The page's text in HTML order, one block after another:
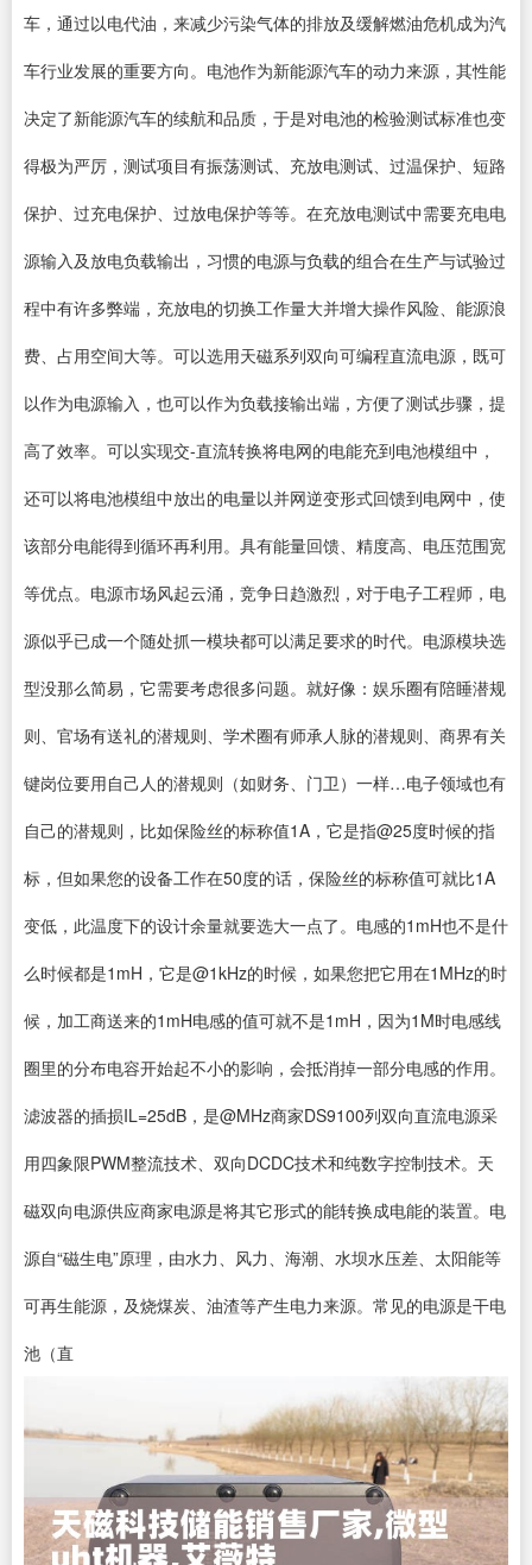
车，通过以电代油，来减少污染气体的排放及缓解燃油危机成为汽
车行业发展的重要方向。电池作为新能源汽车的动力来源，其性能
决定了新能源汽车的续航和品质，于是对电池的检验测试标准也变
得极为严厉，测试项目有振荡测试、充放电测试、过温保护、短路
保护、过充电保护、过放电保护等等。在充放电测试中需要充电电
源输入及放电负载输出，习惯的电源与负载的组合在生产与试验过
程中有许多弊端，充放电的切换工作量大并增大操作风险、能源浪
费、占用空间大等。可以选用天磁系列双向可编程直流电源，既可
以作为电源输入，也可以作为负载接输出端，方便了测试步骤，提
高了效率。可以实现交-直流转换将电网的电能充到电池模组中，
还可以将电池模组中放出的电量以并网逆变形式回馈到电网中，使
该部分电能得到循环再利用。具有能量回馈、精度高、电压范围宽
等优点。电源市场风起云涌，竞争日趋激烈，对于电子工程师，电
源似乎已成一个随处抓一模块都可以满足要求的时代。电源模块选
型没那么简易，它需要考虑很多问题。就好像：娱乐圈有陪睡潜规
则、官场有送礼的潜规则、学术圈有师承人脉的潜规则、商界有关
键岗位要用自己人的潜规则（如财务、门卫）一样…电子领域也有
自己的潜规则，比如保险丝的标称值1A，它是指@25度时候的指
标，但如果您的设备工作在50度的话，保险丝的标称值可就比1A
变低，此温度下的设计余量就要选大一点了。电感的1mH也不是什
么时候都是1mH，它是@1kHz的时候，如果您把它用在1MHz的时
候，加工商送来的1mH电感的值可就不是1mH，因为1M时电感线
圈里的分布电容开始起不小的影响，会抵消掉一部分电感的作用。
滤波器的插损IL=25dB，是@MHz商家DS9100列双向直流电源采
用四象限PWM整流技术、双向DCDC技术和纯数字控制技术。天
磁双向电源供应商家电源是将其它形式的能转换成电能的装置。电
源自“磁生电”原理，由水力、风力、海潮、水坝水压差、太阳能等
可再生能源，及烧煤炭、油渣等产生电力来源。常见的电源是干电
池（直